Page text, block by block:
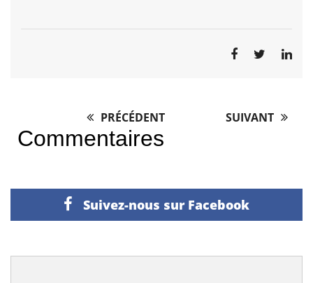
Post
navigation
PRÉCÉDENT SUIVANT
Commentaires
Suivez-nous sur Facebook